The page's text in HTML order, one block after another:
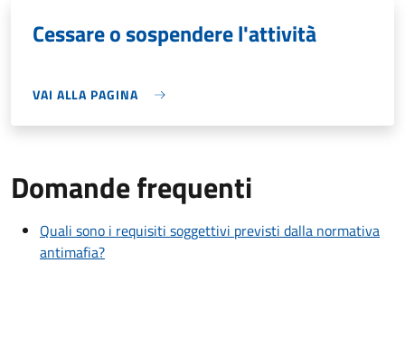
Cessare o sospendere l'attività
VAI ALLA PAGINA
Domande frequenti
Quali sono i requisiti soggettivi previsti dalla normativa
antimafia?